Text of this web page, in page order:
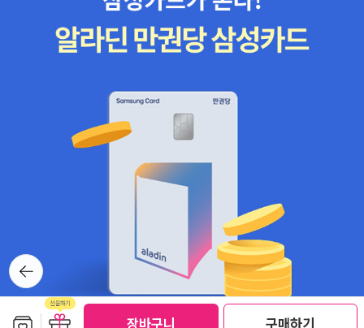
장바구니 구매하기
뒤로가
기